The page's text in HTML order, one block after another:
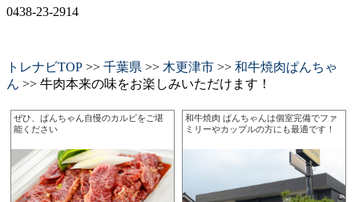
0438-23-2914
トレナビTOP >> 千葉県 >> 木更津市 >> 和牛焼肉ぱんちゃ
ん >> 牛肉本来の味をお楽しみいただけます！
ぜひ、ぱんちゃん自慢のカルビをご堪
能ください
和牛焼肉 ぱんちゃんは個室完備でファ
ミリーやカップルの方にも最適です！